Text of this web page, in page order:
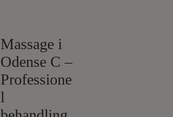
Massage i
Odense C –
Professione
l